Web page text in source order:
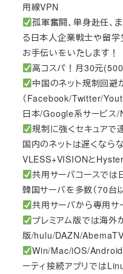
用線VPN
孤軍奮闘、単身赴任、
る日本人企業戦士や留
お手伝いをいたします！
高コスパ！月30元
中国のネット規制回避
（Facebook/Twitter/
日本/Google系サービス/
規制に強くセキュアで
国内のネットは遅くなら
VLESS+VISIONと
共用サーバコースで
韓国サーバを多数（70台
共用サーバから専用サ
プレミアム版では海
版/hulu/DAZN/
Win/Mac/iOS/Android
ーティ接続アプリでは